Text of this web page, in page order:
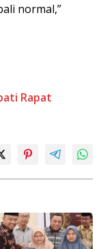
normal,”
Rapat